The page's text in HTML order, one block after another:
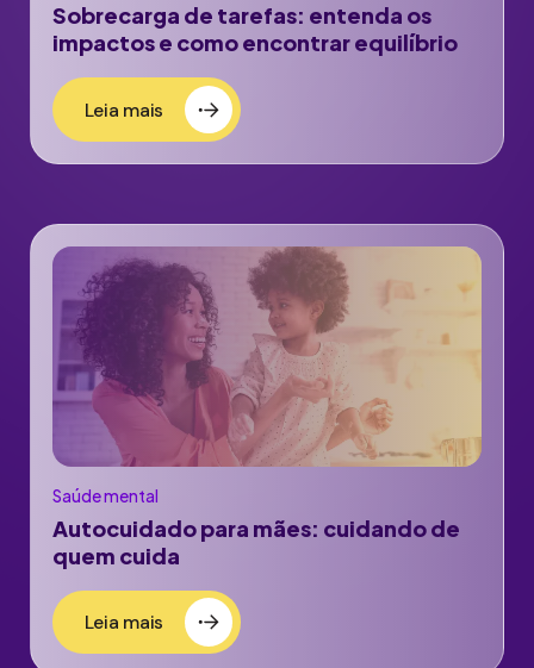
Sobrecarga de tarefas: entenda os
impactos e como encontrar equilíbrio
Leia mais
Saúde mental
Autocuidado para mães: cuidando de
quem cuida
Leia mais